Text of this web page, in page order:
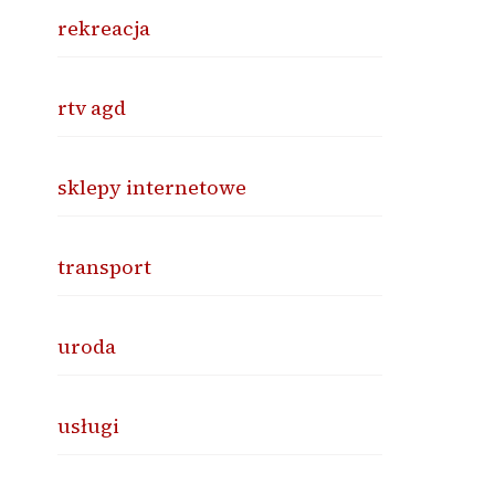
rekreacja
rtv agd
sklepy internetowe
transport
uroda
usługi